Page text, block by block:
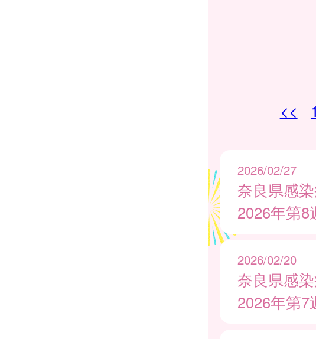
<< 1
2026/02/27
奈良県感
2026年第8
2026/02/20
奈良県感
2026年第7